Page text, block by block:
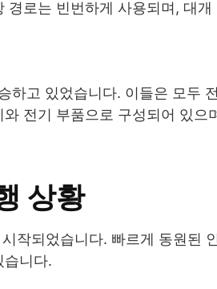
로는 빈번하게 사용되며, 대
하고 있었습니다. 이들은 모두
전기 부품으로 구성되어 있으
상황
작되었습니다. 빠르게 동원된
습니다.